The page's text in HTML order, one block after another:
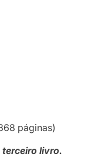
páginas)
livro.